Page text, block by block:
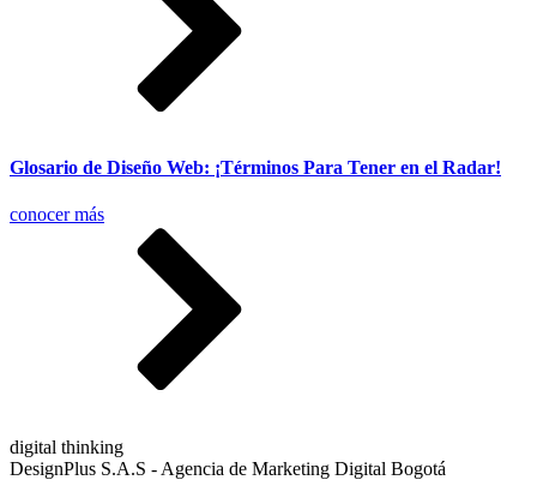
Glosario de Diseño Web: ¡Términos Para Tener en el Radar!
conocer más
digital thinking
DesignPlus S.A.S - Agencia de Marketing Digital Bogotá